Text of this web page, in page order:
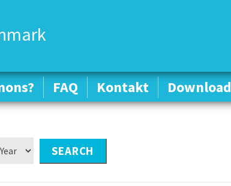
FAQ Kontakt Download
FAQ Kontakt Download